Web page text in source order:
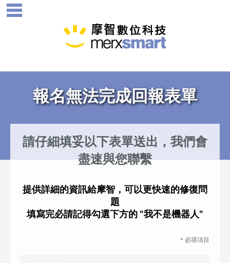
報名無法完成回報表單
請仔細填妥以下表單送出，我們會
盡速與您聯繫
提供詳細的資訊給摩智，可以更快速的修復問
題
填寫完必請記得勾選下方的 "我不是機器人"
＊必填項目